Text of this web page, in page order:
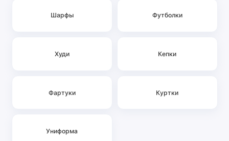
Шарфы Футболки
Худи Кепки
Фартуки Куртки
Униформа